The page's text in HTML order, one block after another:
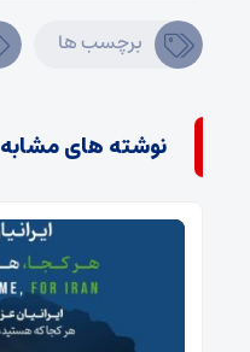
برچسب ها
نوشته های مشابه